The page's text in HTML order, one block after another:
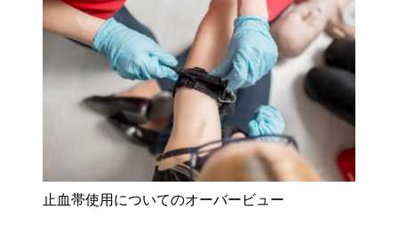
止血帯使用についてのオーバービュー